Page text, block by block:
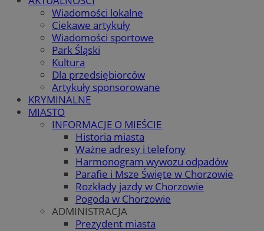
Wiadomości lokalne
Ciekawe artykuły
Wiadomości sportowe
Park Śląski
Kultura
Dla przedsiębiorców
Artykuły sponsorowane
KRYMINALNE
MIASTO
INFORMACJE O MIEŚCIE
Historia miasta
Ważne adresy i telefony
Harmonogram wywozu odpadów
Parafie i Msze Święte w Chorzowie
Rozkłady jazdy w Chorzowie
Pogoda w Chorzowie
ADMINISTRACJA
Prezydent miasta